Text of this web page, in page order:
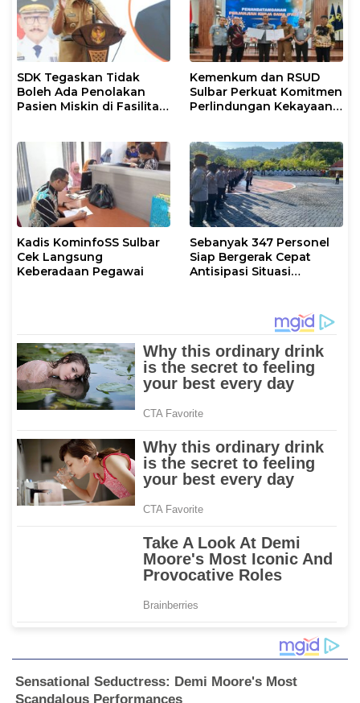
SDK Tegaskan Tidak
Boleh Ada Penolakan
Pasien Miskin di Fasilitas
Kemenkum dan RSUD
Sulbar Perkuat Komitmen
Perlindungan Kekayaan
Kadis KominfoSS Sulbar
Cek Langsung
Keberadaan Pegawai
Sebanyak 347 Personel
Siap Bergerak Cepat
Antisipasi Situasi